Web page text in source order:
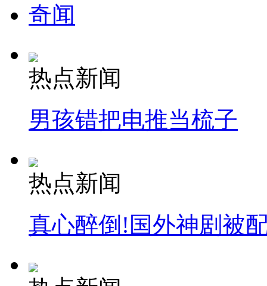
外交部：反对强权政治霸凌主义
外交部：有关国家言论片面不公正
安徽一实载49人客车翻车
奇闻
热点新闻
男孩错把电推当梳子
热点新闻
真心醉倒!国外神剧被